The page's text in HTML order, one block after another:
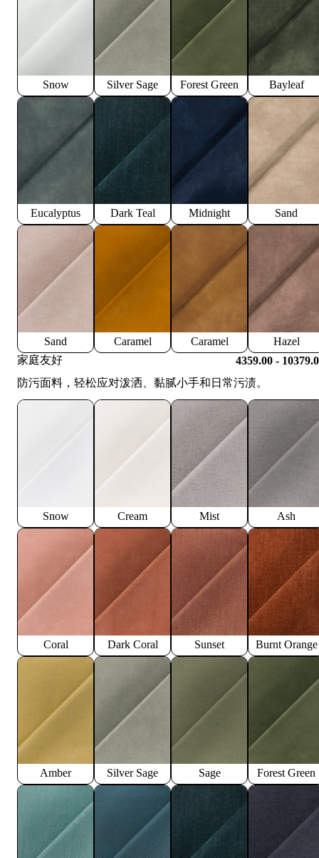
Snow Silver Sage Forest Green Bayleaf
Eucalyptus Dark Teal Midnight Sand
Sand Caramel Caramel
Hazel
家庭友好
4359.00 -
防污面料，轻松应对泼洒、黏腻小手和日常污渍。
Snow Cream Mist Ash
Coral Dark Coral Sunset Burnt Orange
Amber Silver Sage Sage Forest Green